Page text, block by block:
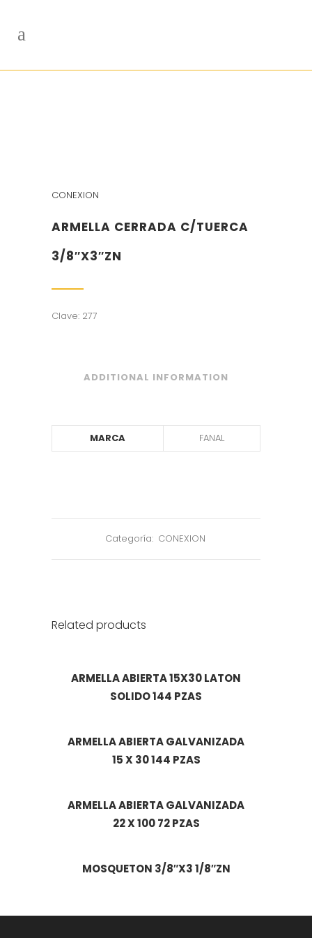
CONEXION
ARMELLA CERRADA C/TUERCA
3/8″X3″ZN
Clave: 277
ADDITIONAL INFORMATION
MARCA FANAL
Categoría: CONEXION
Related products
ARMELLA ABIERTA 15X30 LATON
SOLIDO 144 PZAS
ARMELLA ABIERTA GALVANIZADA
15 X 30 144 PZAS
ARMELLA ABIERTA GALVANIZADA
22 X 100 72 PZAS
MOSQUETON 3/8″X3 1/8″ZN